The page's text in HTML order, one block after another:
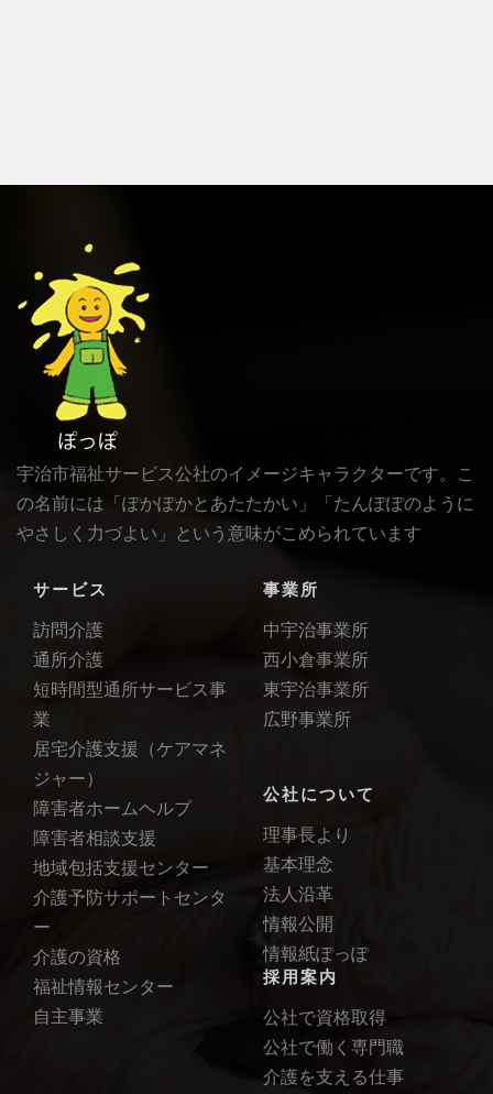
宇治市福祉サービス公社のイメージキャラクターです。こ
の名前には「ぽかぽかとあたたかい」「たんぽぽのように
やさしく力づよい」という意味がこめられています
サービス
訪問介護
通所介護
短時間型通所サービス事
業
居宅介護支援（ケアマネ
ジャー）
障害者ホームヘルプ
障害者相談支援
地域包括支援センター
介護予防サポートセンタ
ー
介護の資格
福祉情報センター
自主事業
事業所
中宇治事業所
西小倉事業所
東宇治事業所
広野事業所
公社について
理事長より
基本理念
法人沿革
情報公開
情報紙ぽっぽ
採用案内
公社で資格取得
公社で働く専門職
介護を支える仕事